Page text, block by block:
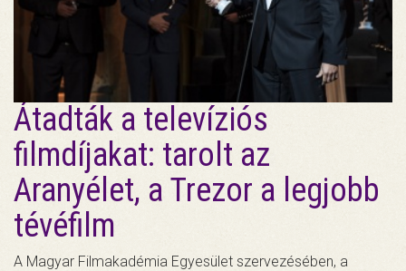
Átadták a televíziós
filmdíjakat: tarolt az
Aranyélet, a Trezor a legjobb
tévéfilm
A Magyar Filmakadémia Egyesület szervezésében, a